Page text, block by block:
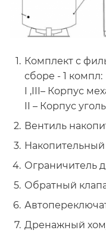
Комплект с
сборе - 1 компл:
I ,III– Корпус
II – Корпус
Вентиль
Накопительный
Ограничитель
Обратный
Дренажный